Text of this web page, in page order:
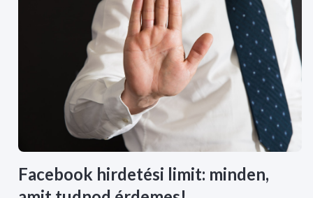
Facebook hirdetési limit: minden,